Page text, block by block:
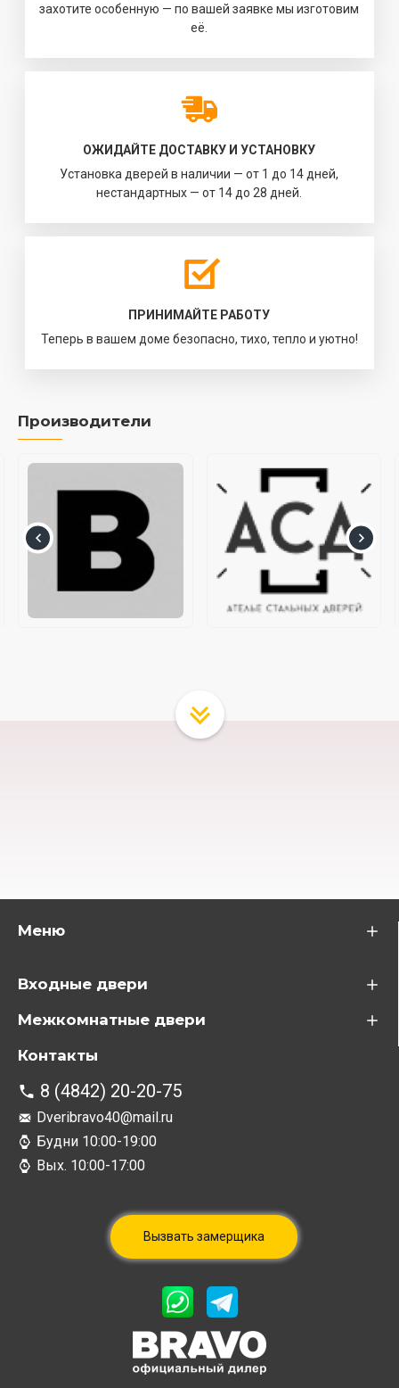
захотите особенную — по вашей заявке мы изготовим
её.
ОЖИДАЙТЕ ДОСТАВКУ И УСТАНОВКУ
Установка дверей в наличии — от 1 до 14 дней,
нестандартных — от 14 до 28 дней.
ПРИНИМАЙТЕ РАБОТУ
Теперь в вашем доме безопасно, тихо, тепло и уютно!
Производители
Меню
Входные двери
Межкомнатные двери
Контакты
8 (4842) 20-20-75
Dveribravo40@mail.ru
Будни 10:00-19:00
Вых. 10:00-17:00
Вызвать замерщика